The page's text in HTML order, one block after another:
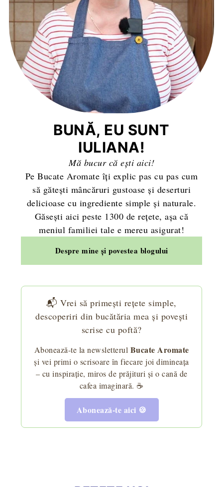
BUNĂ, EU SUNT
IULIANA!
Mă bucur că ești aici!
Pe Bucate Aromate îți explic pas cu pas cum
să gătești mâncăruri gustoase și deserturi
delicioase cu ingrediente simple și naturale.
Găsești aici peste 1300 de rețete, așa că
meniul familiei tale e mereu asigurat!
Despre mine și povestea blogului
📬 Vrei să primești rețete simple,
descoperiri din bucătăria mea și povești
scrise cu poftă?
Abonează-te la newsletterul Bucate Aromate
și vei primi o scrisoare în fiecare joi dimineața
– cu inspirație, miros de prăjituri și o cană de
cafea imaginară. ☕
Abonează-te aici 🍪